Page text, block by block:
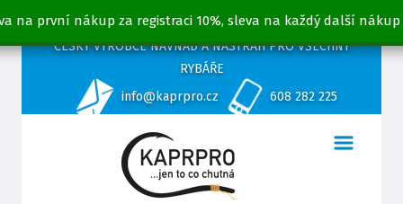
na první nákup za registraci 10%, sleva na každý další nákup
ČESKÝ VÝROBCE NÁVNAD A NÁSTRAH PRO VŠECHNY
RYBÁŘE
info@kaprpro.cz
608 282 225